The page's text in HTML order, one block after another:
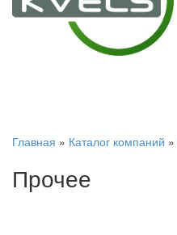
Главная » Каталог компаний »
Прочее